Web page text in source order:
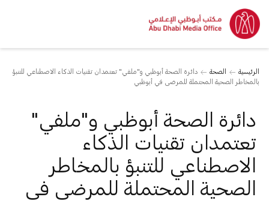
الرئيسية الصحة
دائرة الصحة أبوظبي و"ملفي" تعتمدان تقنيات الذكاء الاصطناعي للتنبؤ
بالمخاطر الصحية المحتملة للمرضى في أبوظبي
دائرة الصحة أبوظبي و"ملفي"
تعتمدان تقنيات الذكاء
الاصطناعي للتنبؤ بالمخاطر
الصحية المحتملة للمرضى في